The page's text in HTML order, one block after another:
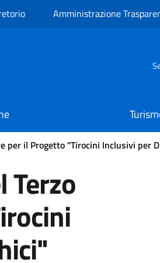
Amministrazione
per il Progetto "Tirocini Inclusivi per
Terzo